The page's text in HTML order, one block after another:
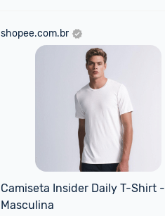
shopee.com.br
Camiseta Insider Daily T-Shirt -
Masculina